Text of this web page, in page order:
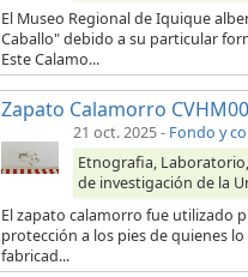
El Museo Regional de Iquique
Caballo" debido a su particular
Este Calamo...
Zapato Calamorro
21 oct. 2025- Fondo y
Etnografia,
de investigación de la
El zapato calamorro fue utilizado
protección a los pies de quienes
fabricad...